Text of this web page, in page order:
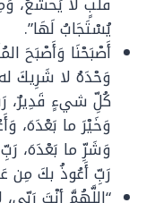
يُسْتَجَابُ لَهَا”.
أَصْبَحْنَا وَأَصْبَحَ
وَحْدَهُ لا شَرِيكَ
كُلِّ شيءٍ قَدِيرٌ،
وَخَيْرَ ما بَعْدَهَ،
وَشَرِّ ما بَعْدَهَ،
رَبِّ أَعُوذُ بكَ مِن
“اللَّهُمَّ أنْتَ رَبِّي،